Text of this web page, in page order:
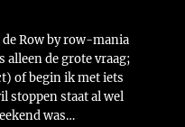
Row by row-mania
alleen de grote vraag;
of begin ik met iets
stoppen staat al wel
was…